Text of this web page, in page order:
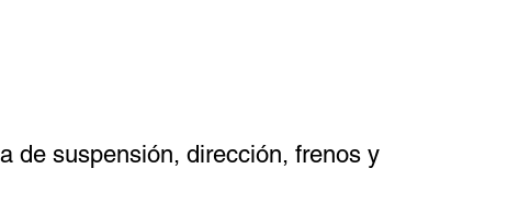
de suspensión, dirección, frenos y